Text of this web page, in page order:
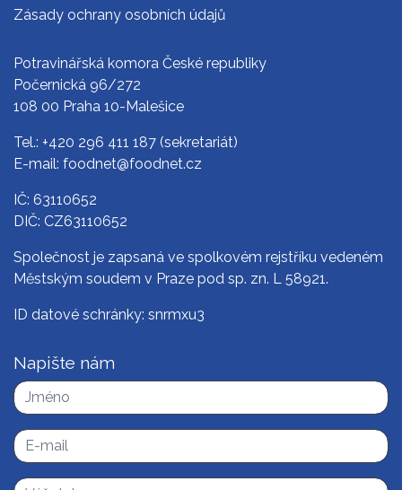
Zásady ochrany osobních údajů
Potravinářská komora České republiky
Počernická 96/272
108 00 Praha 10-Malešice
Tel.: +420 296 411 187 (sekretariát)
E-mail: foodnet@foodnet.cz
IČ: 63110652
DIČ: CZ63110652
Společnost je zapsaná ve spolkovém rejstříku vedeném
Městským soudem v Praze pod sp. zn. L 58921.
ID datové schránky: snrmxu3
Napište nám